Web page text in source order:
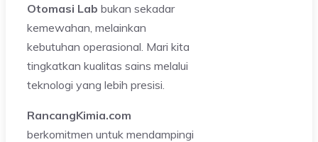
Otomasi Lab bukan sekadar
kemewahan, melainkan
kebutuhan operasional. Mari kita
tingkatkan kualitas sains melalui
teknologi yang lebih presisi.
RancangKimia.com
berkomitmen untuk mendampingi